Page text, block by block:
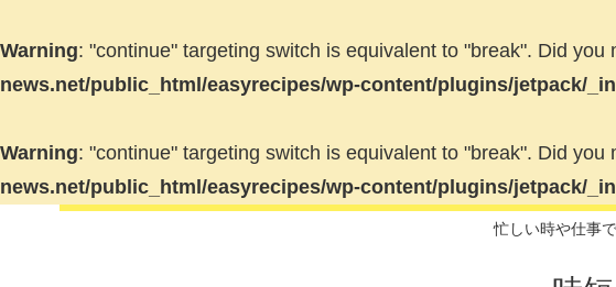
Warning: "continue" targeting switch is equivalent to "break". Did you
news.net/public_html/easyrecipes/wp-content/plugins/jetpack/
Warning: "continue" targeting switch is equivalent to "break". Did you
news.net/public_html/easyrecipes/wp-content/plugins/jetpack/
忙しい時や仕事